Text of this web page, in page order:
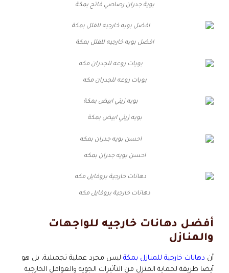
بوية جدران رصاصي فاتح بمكة
افضل بويه خارجيه للفلل بمكة
بويات روعه للجدران مكه
بويه زيتي ابيض بمكة
احسن بويه جدران بمكه
دهانات خارجية بروفايل مكه
أفضل دهانات خارجيه للواجهات
والمنازل
أن دهانات خارجية للمنازل بمكة ليس مجرد عملية تجميلية، بل هو
أيضا طريقة لحماية المنزل من التأثيرات الجوية والعوامل الخارجية